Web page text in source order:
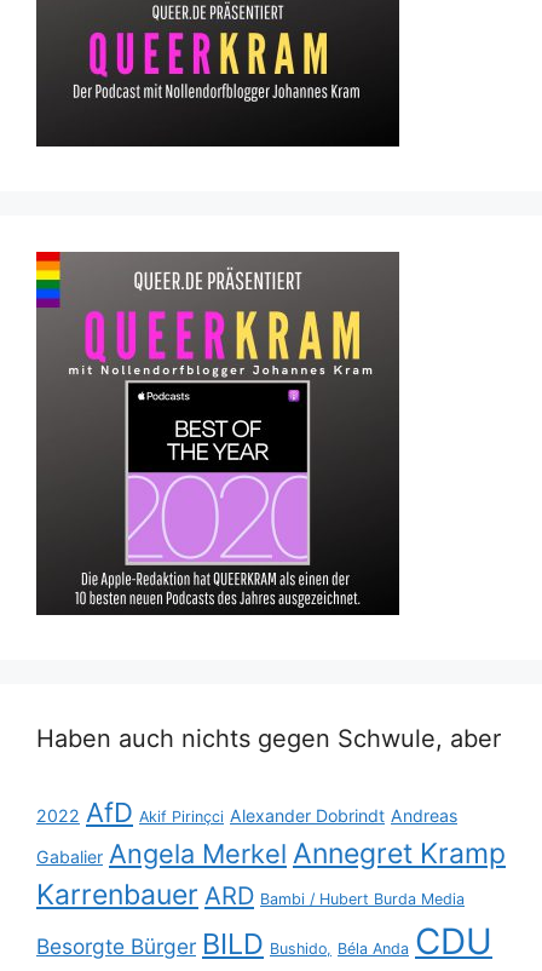
Haben auch nichts gegen Schwule, aber
2022 AfD Akif Pirinçci Alexander Dobrindt Andreas
Gabalier Angela Merkel Annegret Kramp
Karrenbauer ARD Bambi / Hubert Burda Media
Besorgte Bürger BILD Bushido, Béla Anda CDU